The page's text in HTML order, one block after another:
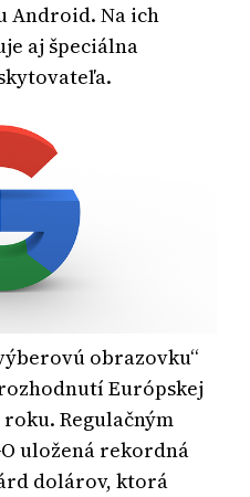
Android. Na ich
aj špeciálna
obrazovku“
Európskej
Regulačným
uložená rekordná
dolárov, ktorá